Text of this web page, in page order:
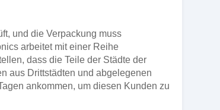
und die Verpackung muss
arbeitet mit einer Reihe
dass die Teile der Städte der
aus Drittstädten und abgelegenen
ankommen, um diesen Kunden zu